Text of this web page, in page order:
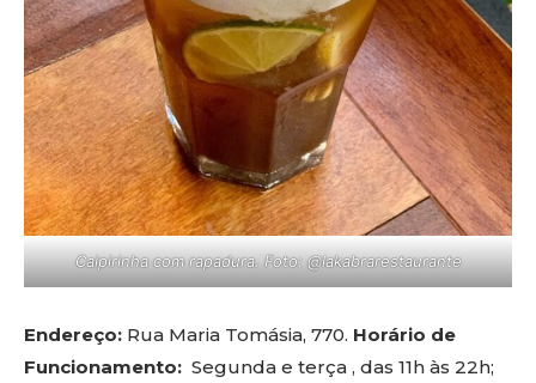
Caipirinha com rapadura. Foto: @lakabrarestaurante
Endereço: Rua Maria Tomásia, 770. Horário de
Funcionamento: Segunda e terça , das 11h às 22h;